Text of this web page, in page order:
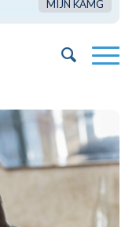
MIJN KAMG